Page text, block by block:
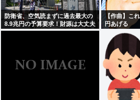
防衛省、空気読まずに過去最大の
8.9兆円の予算要求！財源は大丈夫
か？！
【作曲】こ
円あげる